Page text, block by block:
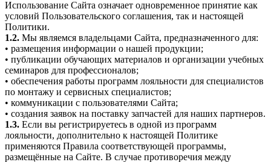
Использование Сайта означает одновременное принятие как
условий Пользовательского соглашения, так и настоящей
Политики.
1.2. Мы являемся владельцами Сайта, предназначенного для:
• размещения информации о нашей продукции;
• публикации обучающих материалов и организации учебных
семинаров для профессионалов;
• обеспечения работы программ лояльности для специалистов
по монтажу и сервисных специалистов;
• коммуникации с пользователями Сайта;
• создания заявок на поставку запчастей для наших партнеров.
1.3. Если вы регистрируетесь в одной из программ
лояльности, дополнительно к настоящей Политике
применяются Правила соответствующей программы,
размещённые на Сайте. В случае противоречия между